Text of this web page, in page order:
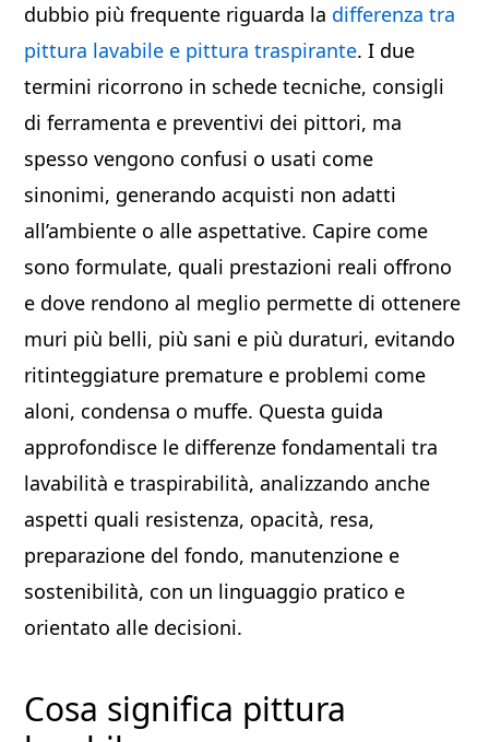
dubbio più frequente riguarda la differenza tra
pittura lavabile e pittura traspirante. I due
termini ricorrono in schede tecniche, consigli
di ferramenta e preventivi dei pittori, ma
spesso vengono confusi o usati come
sinonimi, generando acquisti non adatti
all’ambiente o alle aspettative. Capire come
sono formulate, quali prestazioni reali offrono
e dove rendono al meglio permette di ottenere
muri più belli, più sani e più duraturi, evitando
ritinteggiature premature e problemi come
aloni, condensa o muffe. Questa guida
approfondisce le differenze fondamentali tra
lavabilità e traspirabilità, analizzando anche
aspetti quali resistenza, opacità, resa,
preparazione del fondo, manutenzione e
sostenibilità, con un linguaggio pratico e
orientato alle decisioni.
Cosa significa pittura